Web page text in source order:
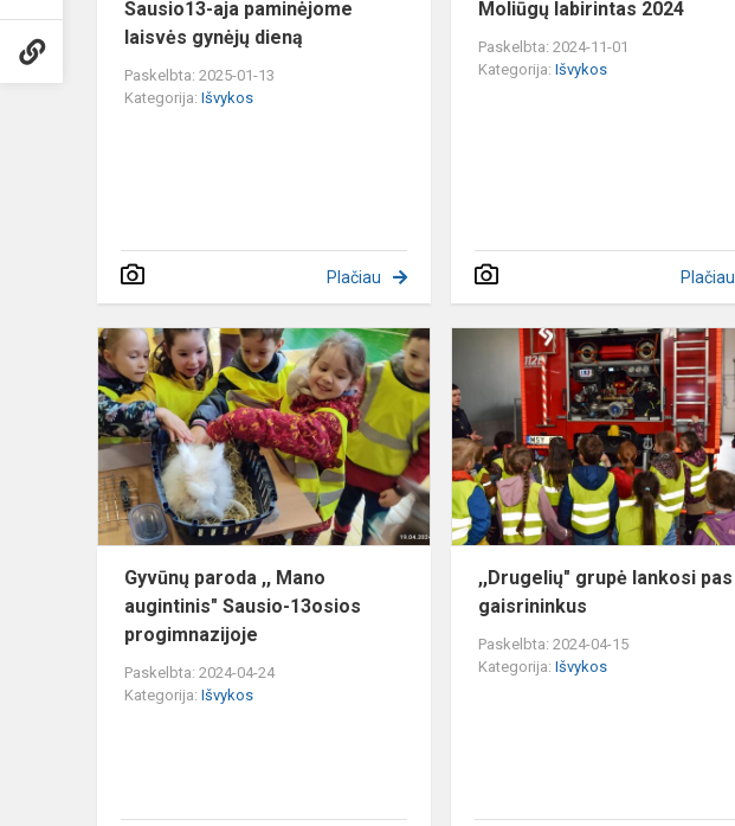
Sausio13-aja paminėjome
laisvės gynėjų dieną
Paskelbta: 2025-01-13
Kategorija: Išvykos
Plačiau
Moliūgų labirintas 2024
Paskelbta: 2024-11-01
Kategorija:Išvykos
Plačiau
Gyvūnų
paroda
,,
Mano
augintinis"
Sausio-
13osios
progimnazi...
Gyvūnų paroda ,, Mano
augintinis" Sausio-13osios
progimnazijoje
Paskelbta: 2024-04-24
Kategorija: Išvykos
,,Drugelių" grupė lankosi pas
gaisrininkus
Paskelbta: 2024-04-15
Kategorija:Išvykos